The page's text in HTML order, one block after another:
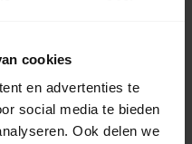
cookies
en advertenties te
social media te bieden
Ook delen we
retourbeleid